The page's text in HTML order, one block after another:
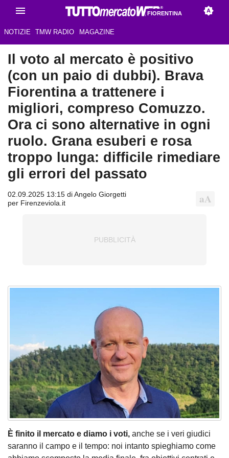
FIORENTINA
NOTIZIE TMW RADIO MAGAZINE
Il voto al mercato è positivo
(con un paio di dubbi). Brava
Fiorentina a trattenere i
migliori, compreso Comuzzo.
Ora ci sono alternative in ogni
ruolo. Grana esuberi e rosa
troppo lunga: difficile rimediare
gli errori del passato
02.09.2025 13:15 di Angelo Giorgetti
per Firenzeviola.it
È finito il mercato e diamo i voti, anche se i veri giudici
saranno il campo e il tempo: noi intanto spieghiamo come